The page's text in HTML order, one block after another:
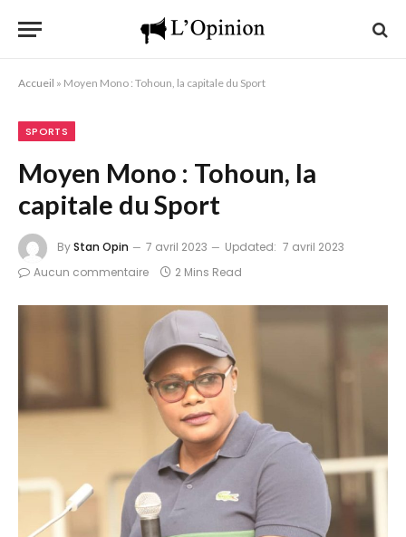
Accueil » Moyen Mono : Tohoun, la capitale du Sport
SPORTS
Moyen Mono : Tohoun, la
capitale du Sport
ByStan Opin 7 avril 2023 Updated: 7 avril 2023
Aucun commentaire
2 Mins Read